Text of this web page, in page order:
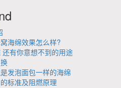
海绵效果怎么样?
有你意想不到的用途
发泡面包一样的海绵
标准及阻燃原理